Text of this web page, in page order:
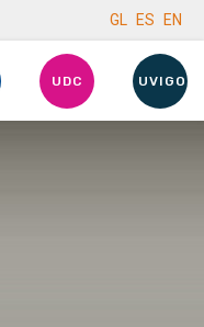
GL ES EN
UDC UVIGO